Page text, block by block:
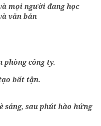
phòng công ty.
bất tận.
sáng, sau phút hào hứng